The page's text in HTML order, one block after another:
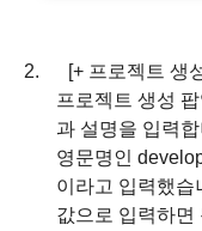
2. [+ 프로젝트 생
프로젝트 생성
과 설명을 입력
영문명인
이라고 입력했습
값으로 입력하면